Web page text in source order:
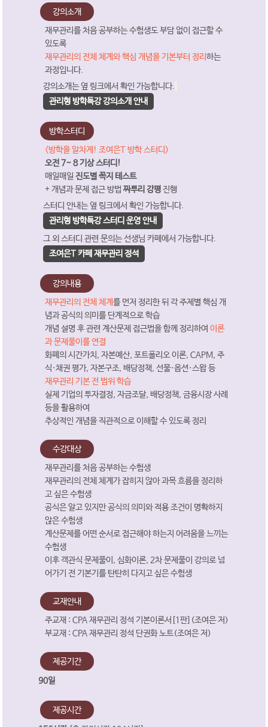
강의소개
재무관리를 처음 공부하는 수험생도 부담 없이 접근할 수
있도록
재무관리의 전체 체계와 핵심 개념을 기본부터 정리하는
과정입니다.
강의소개는 옆 링크에서 확인 가능합니다.
관리형 방학특강 강의소개 안내
방학스터디
<방학을 알차게! 조여은T 방학 스터디>
오전 7~ 8 기상 스터디!
매일매일진도별 쪽지 테스트
+ 개념과 문제 접근 방법짜투리 강평진행
스터디 안내는 옆 링크에서 확인 가능합니다.
관리형 방학특강 스터디 운영 안내
그 외 스터디 관련 문의는 선생님 카페에서 가능합니다.
조여은T 카페 재무관리 정석
강의내용
재무관리의 전체 체계를 먼저 정리한 뒤 각 주제별 핵심 개
념과 공식의 의미를 단계적으로 학습
개념 설명 후 관련 계산문제 접근법을 함께 정리하여이론
과 문제풀이를 연결
화폐의 시간가치, 자본예산, 포트폴리오 이론, CAPM, 주
식·채권 평가, 자본구조, 배당정책, 선물·옵션·스왑 등
재무관리 기본 전 범위 학습
실제 기업의 투자결정, 자금조달, 배당정책, 금융시장 사례
등을 활용하여
추상적인 개념을 직관적으로 이해할 수 있도록 정리
수강대상
재무관리를 처음 공부하는 수험생
재무관리의 전체 체계가 잡히지 않아 과목 흐름을 정리하
고 싶은 수험생
공식은 알고 있지만 공식의 의미와 적용 조건이 명확하지
않은 수험생
계산문제를 어떤 순서로 접근해야 하는지 어려움을 느끼는
수험생
이후 객관식 문제풀이, 심화이론, 2차 문제풀이 강의로 넘
어가기 전 기본기를 탄탄히 다지고 싶은 수험생
교재안내
주교재 : CPA 재무관리 정석 기본이론서[1판](조여은 저)
부교재 : CPA 재무관리 정석 단권화 노트(조여은 저)
제공기간
90일
제공시간